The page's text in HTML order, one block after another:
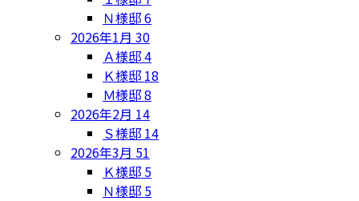
Ｎ様邸6
2026年1月 30
Ａ様邸4
Ｋ様邸 18
Ｍ様邸8
2026年2月 14
Ｓ様邸 14
2026年3月 51
Ｋ様邸 5
Ｎ様邸 5